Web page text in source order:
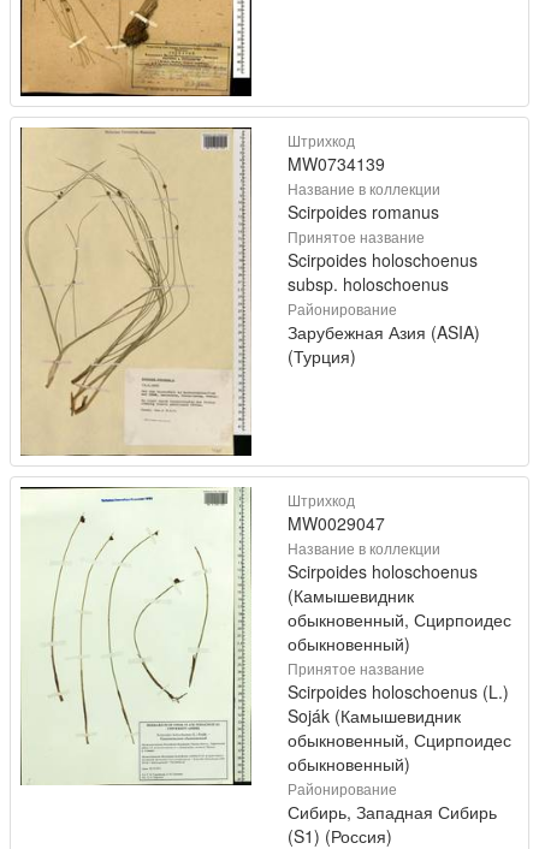
Штрихкод
MW0734139
Название в коллекции
Scirpoides romanus
Принятое название
Scirpoides holoschoenus
subsp. holoschoenus
Районирование
Зарубежная Азия (ASIA)
(Турция)
Штрихкод
MW0029047
Название в коллекции
Scirpoides holoschoenus
(Камышевидник
обыкновенный, Сцирпоидес
обыкновенный)
Принятое название
Scirpoides holoschoenus (L.)
Soják (Камышевидник
обыкновенный, Сцирпоидес
обыкновенный)
Районирование
Сибирь, Западная Сибирь
(S1) (Россия)